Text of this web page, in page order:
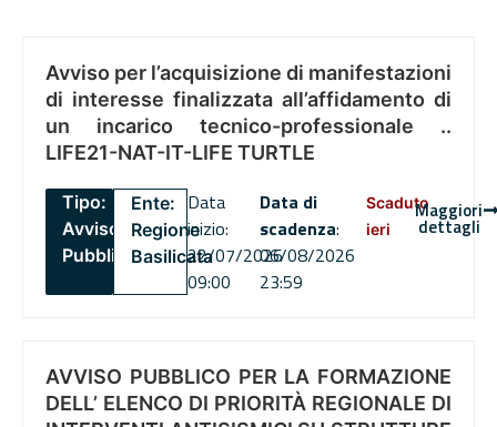
Avviso per l’acquisizione di manifestazioni
di interesse finalizzata all’affidamento di
un incarico tecnico-professionale ..
LIFE21-NAT-IT-LIFE TURTLE
Tipo:
Avviso
Pubblico
Ente:
Regione
Basilicata
Data
inizio:
22/07/2026
09:00
Data di
scadenza:
06/08/2026
23:59
Scaduto
ieri
Maggiori
dettagli
AVVISO PUBBLICO PER LA FORMAZIONE
DELL’ ELENCO DI PRIORITÀ REGIONALE DI